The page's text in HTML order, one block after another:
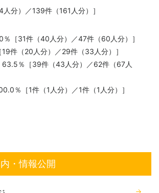
分）／139件（161人分）］
［31件（40人分）／47件（60人分）］
件（20人分）／29件（33人分）］
63.5％［39件（43人分）／62件（67人
％［1件（1人分）／1件（1人分）］
・情報公開